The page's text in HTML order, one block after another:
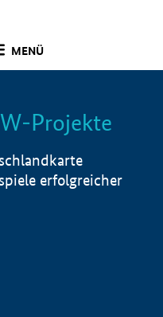
MENÜ
Info
Projekte
erfolgreicher